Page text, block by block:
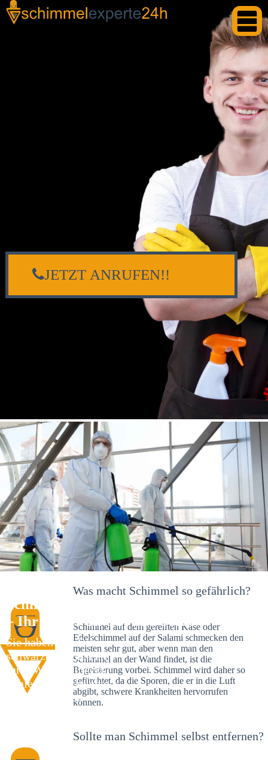
Schimmelexperte in Obertürkheim
– Ihr Helfer an Ort und Stelle
Sie haben kürzlich
schwarze Flecken an
Ihrer Wand entdeckt?
Schlechte Nachrichten:
Sie haben einen
JETZT ANRUFEN!!
Was macht Schimmel so gefährlich?
Schimmel auf dem gereiften Käse oder
Edelschimmel auf der Salami schmecken den
meisten sehr gut, aber wenn man den
Schimmel an der Wand findet, ist die
Begeisterung vorbei. Schimmel wird daher so
gefürchtet, da die Sporen, die er in die Luft
abgibt, schwere Krankheiten hervorrufen
können.
Sollte man Schimmel selbst entfernen?